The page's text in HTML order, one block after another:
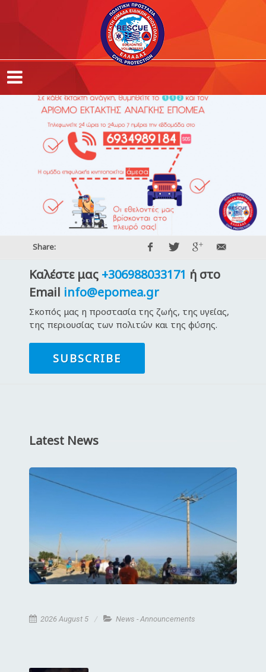
Share:
Καλέστε μας +306988033171 ή στο
Email info@epomea.gr
Σκοπός μας η προστασία της ζωής, της υγείας,
της περιουσίας των πολιτών και της φύσης.
SUBSCRIBE
Latest News
2026 August 5 News - Announcements